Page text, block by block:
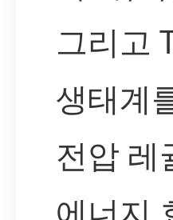
그리고
생태계
전압 레